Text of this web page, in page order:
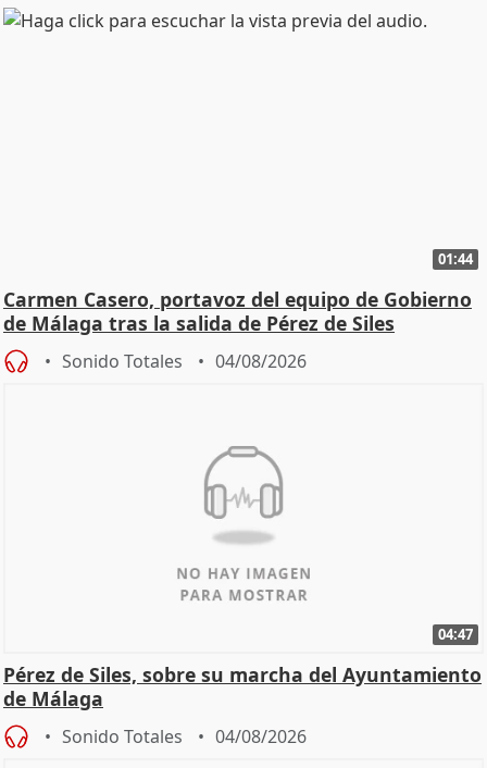
01:44
Carmen Casero, portavoz del equipo de Gobierno
de Málaga tras la salida de Pérez de Siles
Sonido Totales 04/08/2026
04:47
Pérez de Siles, sobre su marcha del Ayuntamiento
de Málaga
Sonido Totales 04/08/2026